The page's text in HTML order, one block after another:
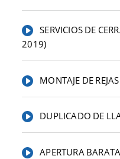
SERVICIOS DE
2019)
MONTAJE DE
DUPLICADO DE
APERTURA